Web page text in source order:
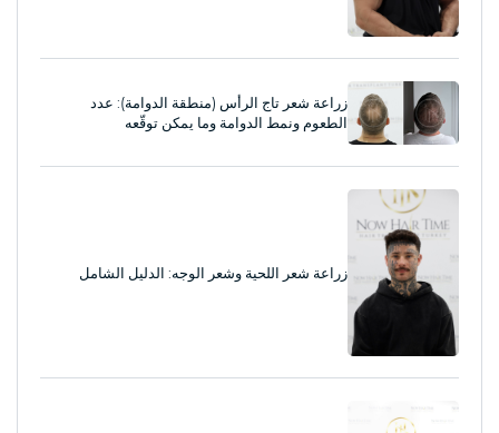
زراعة شعر تاج الرأس (منطقة الدوامة): عدد
الطعوم ونمط الدوامة وما يمكن توقّعه
زراعة شعر اللحية وشعر الوجه: الدليل الشامل